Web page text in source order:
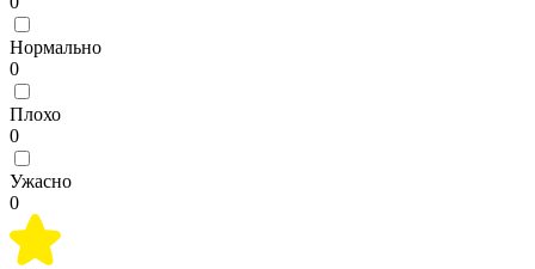
Нормально
0
Плохо
0
Ужасно
0